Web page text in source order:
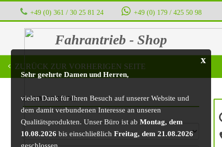
+49 (0) 361 / 30 25 81 24 ‭ ‭ ‭ ‭ +49 (0) 179 / 425 50 98
Fahrantrieb - Shop
x
Sehr geehrte Damen und Herren,
vielen Dank für Ihren Besuch auf unserer Website und
dem damit verbundenen Interesse an unseren
Qualitätsprodukten. Unser Büro ist abMontag, dem
10.08.2026 bis einschließlichFreitag, dem 21.08.2026
ZURÜCK ZUR VORHERIGEN SEITE
BAUMASCHINE